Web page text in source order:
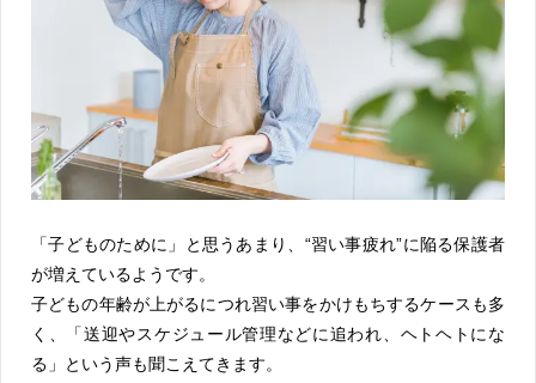
「子どものために」と思うあまり、“習い事疲れ”に陥る保護者
が増えているようです。
子どもの年齢が上がるにつれ習い事をかけもちするケースも多
く、「送迎やスケジュール管理などに追われ、ヘトヘトにな
る」という声も聞こえてきます。